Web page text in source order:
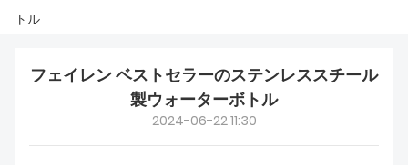
製品
トル
フェイレン ベストセラーのステンレススチール
製ウォーターボトル
2024-06-22 11:30